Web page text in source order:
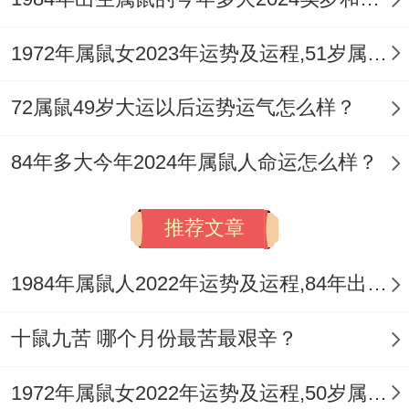
戴在手腕上~一来能够提醒鼠女 - 二来减少
侣的感情稳定，姻缘跟美。
③提升自我修养
96年属鼠女可以通过参加一些培训课程、阅
业技能与综合素质;在一起也能够通过学习一
些心理学知识来更好地了解自己跟他人的情
1972年属鼠女2023年运势及运程,51岁属鼠人2023全年每月运势女性如何
72属鼠49岁大运以后运势运气怎么样？
84年多大今年2024年属鼠人命运怎么样？
推荐文章
1984年属鼠人2022年运势及运程,84年出生的38岁属鼠2022年每月运程详解
十鼠九苦 哪个月份最苦最艰辛？
1972年属鼠女2022年运势及运程,50岁属鼠人2022全年每月运势女性如何